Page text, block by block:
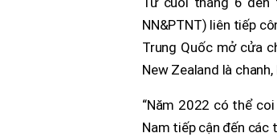
NN&PTNT) liên tiếp
Trung Quốc mở cửa
New Zealand là chanh,
“Năm 2022 có thể
Nam tiếp cận đến các